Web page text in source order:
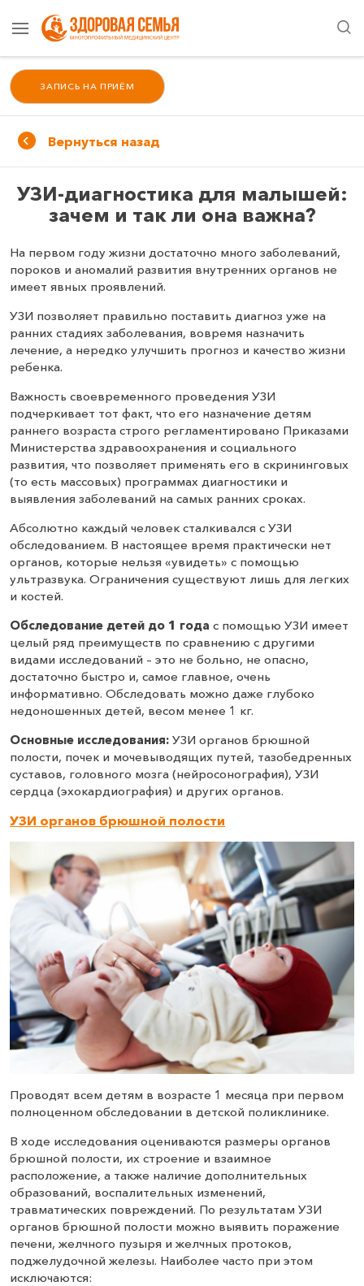
ЗАПИСЬ НА ПРИЁМ
Вернуться назад
УЗИ-диагностика для малышей:
зачем и так ли она важна?
На первом году жизни достаточно много заболеваний,
пороков и аномалий развития внутренних органов не
имеет явных проявлений.
УЗИ позволяет правильно поставить диагноз уже на
ранних стадиях заболевания, вовремя назначить
лечение, а нередко улучшить прогноз и качество жизни
ребенка.
Важность своевременного проведения УЗИ
подчеркивает тот факт, что его назначение детям
раннего возраста строго регламентировано Приказами
Министерства здравоохранения и социального
развития, что позволяет применять его в скрининговых
(то есть массовых) программах диагностики и
выявления заболеваний на самых ранних сроках.
Абсолютно каждый человек сталкивался с УЗИ
обследованием. В настоящее время практически нет
органов, которые нельзя «увидеть» с помощью
ультразвука. Ограничения существуют лишь для легких
и костей.
Обследование детей до 1 года с помощью УЗИ имеет
целый ряд преимуществ по сравнению с другими
видами исследований – это не больно, не опасно,
достаточно быстро и, самое главное, очень
информативно. Обследовать можно даже глубоко
недоношенных детей, весом менее 1 кг.
Основные исследования: УЗИ органов брюшной
полости, почек и мочевыводящих путей, тазобедренных
суставов, головного мозга (нейросонография), УЗИ
сердца (эхокардиография) и других органов.
УЗИ органов брюшной полости
Проводят всем детям в возрасте 1 месяца при первом
полноценном обследовании в детской поликлинике.
В ходе исследования оцениваются размеры органов
брюшной полости, их строение и взаимное
расположение, а также наличие дополнительных
образований, воспалительных изменений,
травматических повреждений. По результатам УЗИ
органов брюшной полости можно выявить поражение
печени, желчного пузыря и желчных протоков,
поджелудочной железы. Наиболее часто при этом
исключаются: